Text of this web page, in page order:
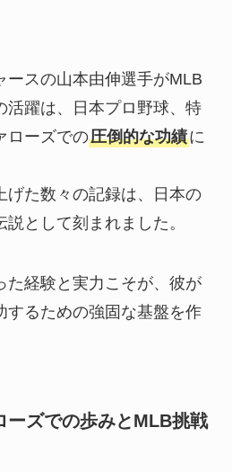
ースの山本由伸選手がMLB
活躍は、日本プロ野球、特
ローズでの圧倒的な功績に
げた数々の記録は、日本の
として刻まれました。
た経験と実力こそが、彼が
するための強固な基盤を作
ーズでの歩みとMLB挑戦